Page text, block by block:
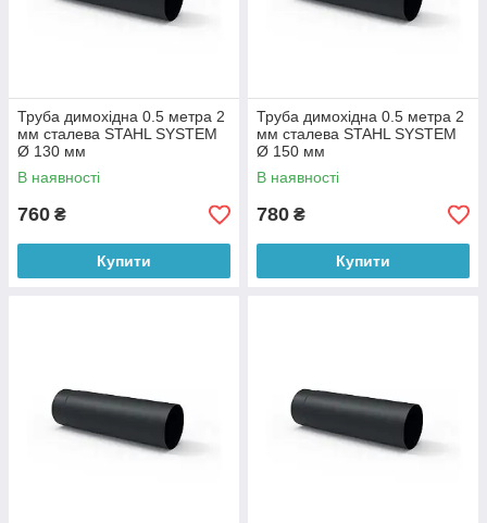
Труба димохідна 0.5 метра 2
мм сталева STAHL SYSTEM
Ø 130 мм
В наявності
760 ₴
Купити
Труба димохідна 0.5 метра 2
мм сталева STAHL SYSTEM
Ø 150 мм
В наявності
780 ₴
Купити